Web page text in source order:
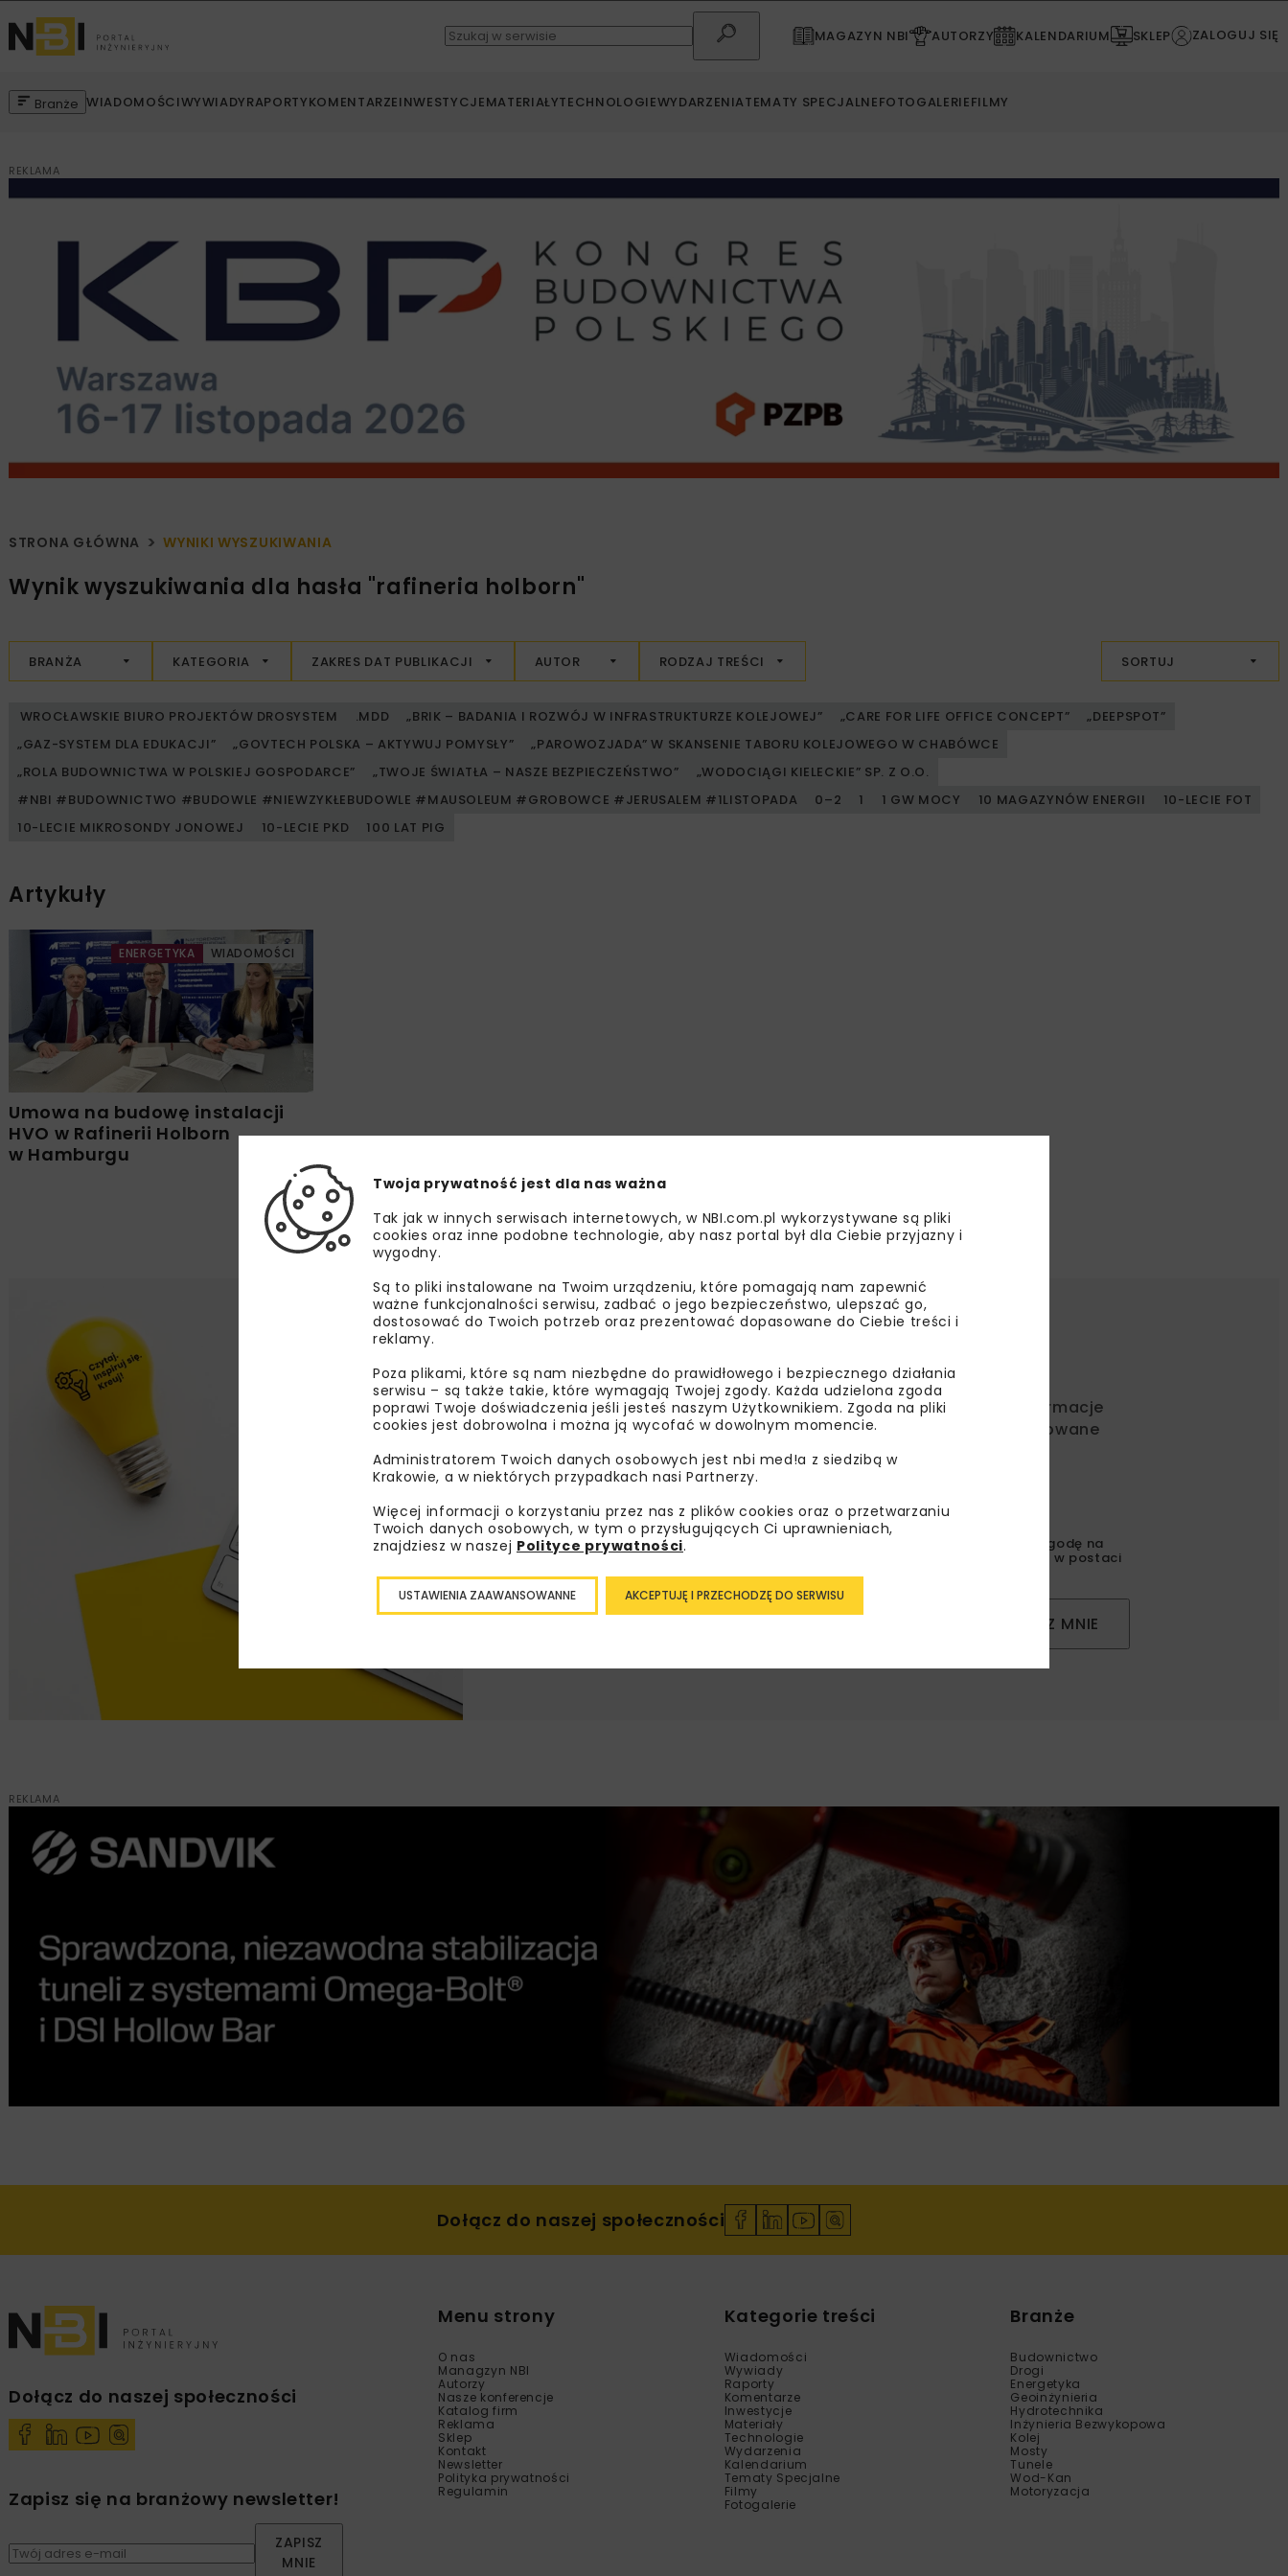
MAGAZYN NBI AUTORZY KALENDARIUM SKLEP ZALOGUJ SIĘ
Branże WIADOMOŚCIWYWIADYRAPORTYKOMENTARZEINWESTYCJEMATERIAŁYTECHNOLOGIEWYDARZENIATEMATY SPECJALNEFOTOGALERIEFILMY
REKLAMA
STRONA GŁÓWNA WYNIKI WYSZUKIWANIA
Wynik wyszukiwania dla hasła "rafineria holborn"
BRANŻA KATEGORIA ZAKRES DAT PUBLIKACJI AUTOR RODZAJ TREŚCI SORTUJ
WROCŁAWSKIE BIURO PROJEKTÓW DROSYSTEM .MDD „BRIK – BADANIA I ROZWÓJ W INFRASTRUKTURZE KOLEJOWEJ” „CARE FOR LIFE OFFICE CONCEPT”
„DEEPSPOT”
„GAZ-SYSTEM DLA EDUKACJI”
„GOVTECH POLSKA – AKTYWUJ POMYSŁY”
„PAROWOZJADA” W SKANSENIE TABORU KOLEJOWEGO W CHABÓWCE
„ROLA BUDOWNICTWA W POLSKIEJ GOSPODARCE”
„TWOJE ŚWIATŁA – NASZE BEZPIECZEŃSTWO”
„WODOCIĄGI KIELECKIE” SP. Z O.O.
#NBI #BUDOWNICTWO #BUDOWLE #NIEWZYKŁEBUDOWLE #MAUSOLEUM #GROBOWCE #JERUSALEM #1LISTOPADA
0–2 1 1 GW MOCY 10 MAGAZYNÓW ENERGII
10-LECIE FOT
10-LECIE MIKROSONDY JONOWEJ
10-LECIE PKD 100 LAT PIG
Artykuły
ENERGETYKA WIADOMOŚCI
Umowa na budowę instalacji
HVO w Rafinerii Holborn
w Hamburgu
Lubisz wiedzieć więcej?
Zapisz się do newslettera aby otrzymywać od nas najlepsze informacje
branżowe, zaproszenia na wydarzenia, atrakcyjne oferty i dedykowane
akcje specjalne.
Zapoznałam/em się z Polityką Prywatności oraz wyrażam zgodę na
otrzymywanie na podany przeze mnie adres e-mail korespondencji handlowej w postaci
ZAPISZ MNIE
REKLAMA
Dołącz do naszej społeczności
Dołącz do naszej społeczności
Zapisz się na branżowy newsletter!
ZAPISZ
MNIE
Menu strony
O nas
Managzyn NBI
Autorzy
Nasze konferencje
Katalog firm
Reklama
Sklep
Kontakt
Newsletter
Polityka prywatności
Regulamin
Kategorie treści
Wiadomości
Wywiady
Raporty
Komentarze
Inwestycje
Materiały
Technologie
Wydarzenia
Kalendarium
Tematy Specjalne
Filmy
Fotogalerie
Branże
Budownictwo
Drogi
Energetyka
Geoinżynieria
Hydrotechnika
Inżynieria Bezwykopowa
Kolej
Mosty
Tunele
Wod-Kan
Motoryzacja
Twoja prywatność jest dla nas ważna
Tak jak w innych serwisach internetowych, w NBI.com.pl wykorzystywane są pliki
cookies oraz inne podobne technologie, aby nasz portal był dla Ciebie przyjazny i
wygodny.
Są to pliki instalowane na Twoim urządzeniu, które pomagają nam zapewnić
ważne funkcjonalności serwisu, zadbać o jego bezpieczeństwo, ulepszać go,
dostosować do Twoich potrzeb oraz prezentować dopasowane do Ciebie treści i
reklamy.
Poza plikami, które są nam niezbędne do prawidłowego i bezpiecznego działania
serwisu – są także takie, które wymagają Twojej zgody. Każda udzielona zgoda
poprawi Twoje doświadczenia jeśli jesteś naszym Użytkownikiem. Zgoda na pliki
cookies jest dobrowolna i można ją wycofać w dowolnym momencie.
Administratorem Twoich danych osobowych jest nbi med!a z siedzibą w
Krakowie, a w niektórych przypadkach nasi Partnerzy.
Więcej informacji o korzystaniu przez nas z plików cookies oraz o przetwarzaniu
Twoich danych osobowych, w tym o przysługujących Ci uprawnieniach,
znajdziesz w naszej Polityce prywatności.
AKCEPTUJĘ I PRZECHODZĘ DO SERWISU
USTAWIENIA ZAAWANSOWANNE